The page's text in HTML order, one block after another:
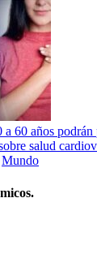
a 60 años
salud
Mundo